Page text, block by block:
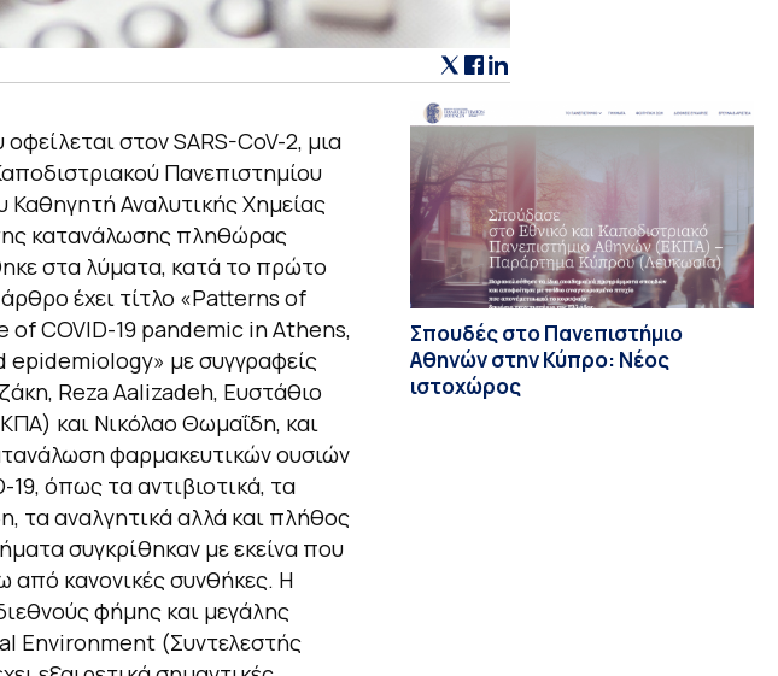
στον SARS-CoV-2, μια
Πανεπιστημίου
Αναλυτικής Χημείας
κατανάλωσης πληθώρας
στα λύματα, κατά το πρώτο
έχει τίτλο «Patterns of
COVID-19 pandemic in Athens,
με συγγραφείς
Reza Aalizadeh, Ευστάθιο
και Νικόλαο Θωμαΐδη, και
φαρμακευτικών ουσιών
όπως τα αντιβιοτικά, τα
τα αναλγητικά αλλά και πλήθος
συγκρίθηκαν με εκείνα που
από κανονικές συνθήκες. Η
φήμης και μεγάλης
Environment (Συντελεστής
Σπουδές στο Πανεπιστήμιο
Αθηνών στην Κύπρο: Νέος
ιστοχώρος